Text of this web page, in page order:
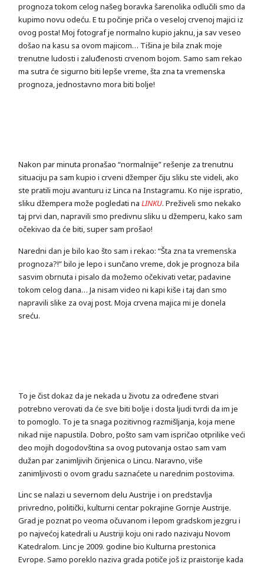
prognoza tokom celog našeg boravka šarenolika odlučili smo da
kupimo novu odeću. E tu počinje priča o veseloj crvenoj majici iz
ovog posta! Moj fotograf je normalno kupio jaknu, ja sav veseo
došao na kasu sa ovom majicom… Tišina je bila znak moje
trenutne ludosti i zaluđenosti crvenom bojom. Samo sam rekao
ma sutra će sigurno biti lepše vreme, šta zna ta vremenska
prognoza, jednostavno mora biti bolje!
Nakon par minuta pronašao “normalnije” rešenje za trenutnu
situaciju pa sam kupio i crveni džemper čiju sliku ste videli, ako
ste pratili moju avanturu iz Linca na Instagramu. Ko nije ispratio,
sliku džempera može pogledati naLINKU. Preživeli smo nekako
taj prvi dan, napravili smo predivnu sliku u džemperu, kako sam
očekivao da će biti, super sam prošao!
Naredni dan je bilo kao što sam i rekao: “Šta zna ta vremenska
prognoza?!” bilo je lepo i sunčano vreme, dok je prognoza bila
sasvim obrnuta i pisalo da možemo očekivati vetar, padavine
tokom celog dana… Ja nisam video ni kapi kiše i taj dan smo
napravili slike za ovaj post. Moja crvena majica mi je donela
sreću.
To je čist dokaz da je nekada u životu za određene stvari
potrebno verovati da će sve biti bolje i dosta ljudi tvrdi da im je
to pomoglo. To je ta snaga pozitivnog razmišljanja, koja mene
nikad nije napustila. Dobro, pošto sam vam ispričao otprilike veći
deo mojih dogodovština sa ovog putovanja ostao sam vam
dužan par zanimljivih činjenica o Lincu. Naravno, više
zanimljivosti o ovom gradu saznaćete u narednim postovima.
Linc se nalazi u severnom delu Austrije i on predstavlja
privredno, politički, kulturni centar pokrajine Gornje Austrije.
Grad je poznat po veoma očuvanom i lepom gradskom jezgru i
po najvećoj katedrali u Austriji koju oni rado nazivaju Novom
Katedralom. Linc je 2009. godine bio Kulturna prestonica
Evrope. Samo poreklo naziva grada potiče još iz praistorije kada